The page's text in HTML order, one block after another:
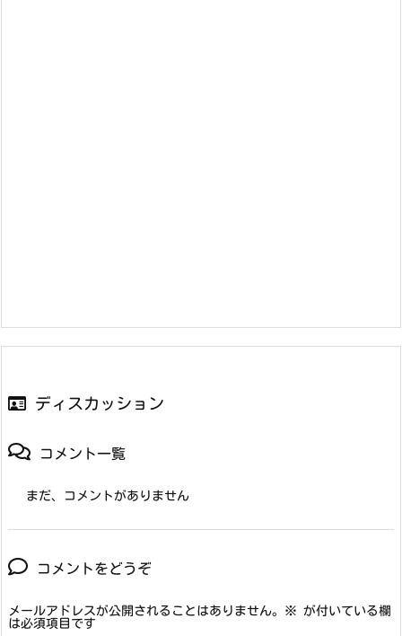
ディスカッション
コメント一覧
まだ、コメントがありません
コメントをどうぞ
メールアドレスが公開されることはありません。 ※ が付いている欄
は必須項目です